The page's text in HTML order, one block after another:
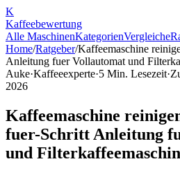
K
Kaffeebewertung
Alle MaschinenKategorienVergleiche
Home/Ratgeber/Kaffeemaschine
Anleitung fuer Vollautomat und
Auke·Kaffeeexperte·5 Min. Lesezeit·
2026
Kaffeemaschine
fuer-Schritt Anleitung
und